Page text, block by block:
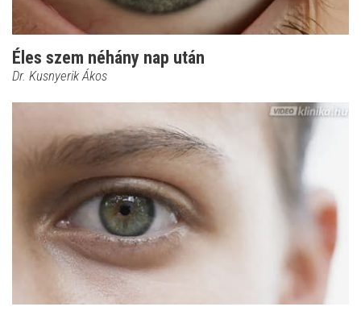
Éles szem néhány nap után
Dr. Kusnyerik Ákos